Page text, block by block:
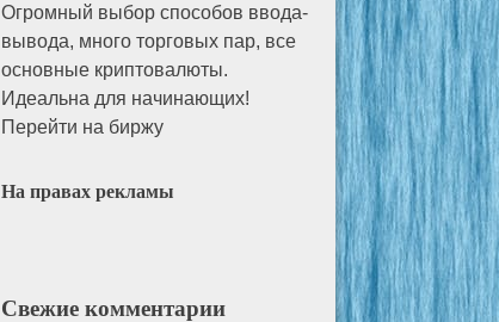
Огромный выбор способов ввода-
вывода, много торговых пар, все
основные криптовалюты.
Идеальна для начинающих!
Перейти на биржу
На правах рекламы
Свежие комментарии